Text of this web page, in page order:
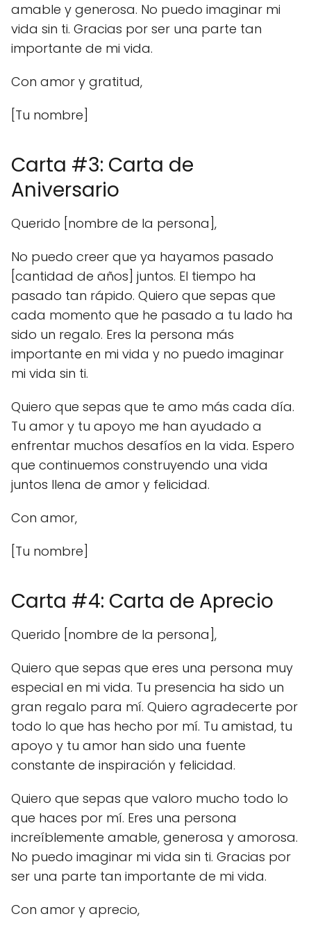
amable y generosa. No puedo imaginar mi
vida sin ti. Gracias por ser una parte tan
importante de mi vida.
Con amor y gratitud,
[Tu nombre]
Carta #3: Carta de
Aniversario
Querido [nombre de la persona],
No puedo creer que ya hayamos pasado
[cantidad de años] juntos. El tiempo ha
pasado tan rápido. Quiero que sepas que
cada momento que he pasado a tu lado ha
sido un regalo. Eres la persona más
importante en mi vida y no puedo imaginar
mi vida sin ti.
Quiero que sepas que te amo más cada día.
Tu amor y tu apoyo me han ayudado a
enfrentar muchos desafíos en la vida. Espero
que continuemos construyendo una vida
juntos llena de amor y felicidad.
Con amor,
[Tu nombre]
Carta #4: Carta de Aprecio
Querido [nombre de la persona],
Quiero que sepas que eres una persona muy
especial en mi vida. Tu presencia ha sido un
gran regalo para mí. Quiero agradecerte por
todo lo que has hecho por mí. Tu amistad, tu
apoyo y tu amor han sido una fuente
constante de inspiración y felicidad.
Quiero que sepas que valoro mucho todo lo
que haces por mí. Eres una persona
increíblemente amable, generosa y amorosa.
No puedo imaginar mi vida sin ti. Gracias por
ser una parte tan importante de mi vida.
Con amor y aprecio,